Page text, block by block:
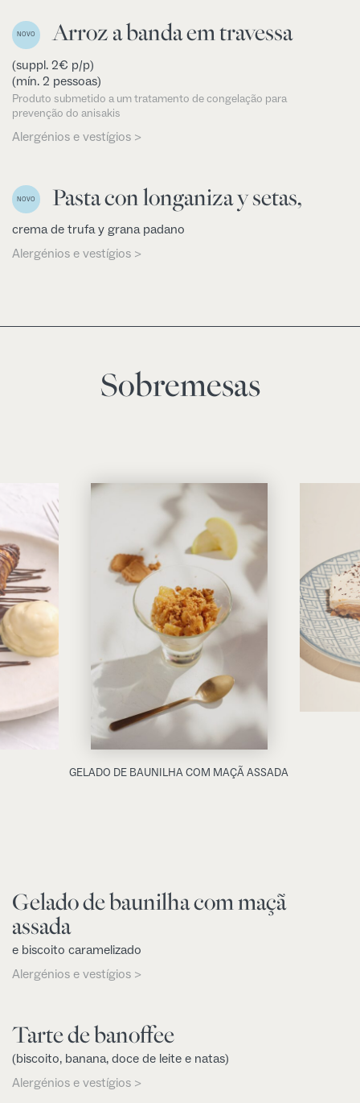
NOVO Arroz a banda em travessa
(suppl. 2€ p/p)
(mín. 2 pessoas)
Produto submetido a um tratamento de congelação para
prevenção do anisakis
Alergénios e vestígios >
NOVO Pasta con longaniza y setas,
crema de trufa y grana padano
Alergénios e vestígios >
Sobremesas
GELADO DE BAUNILHA COM MAÇÃ ASSADA
Gelado de baunilha com maçã
assada
e biscoito caramelizado
Alergénios e vestígios >
Tarte de banoffee
(biscoito, banana, doce de leite e natas)
Alergénios e vestígios >